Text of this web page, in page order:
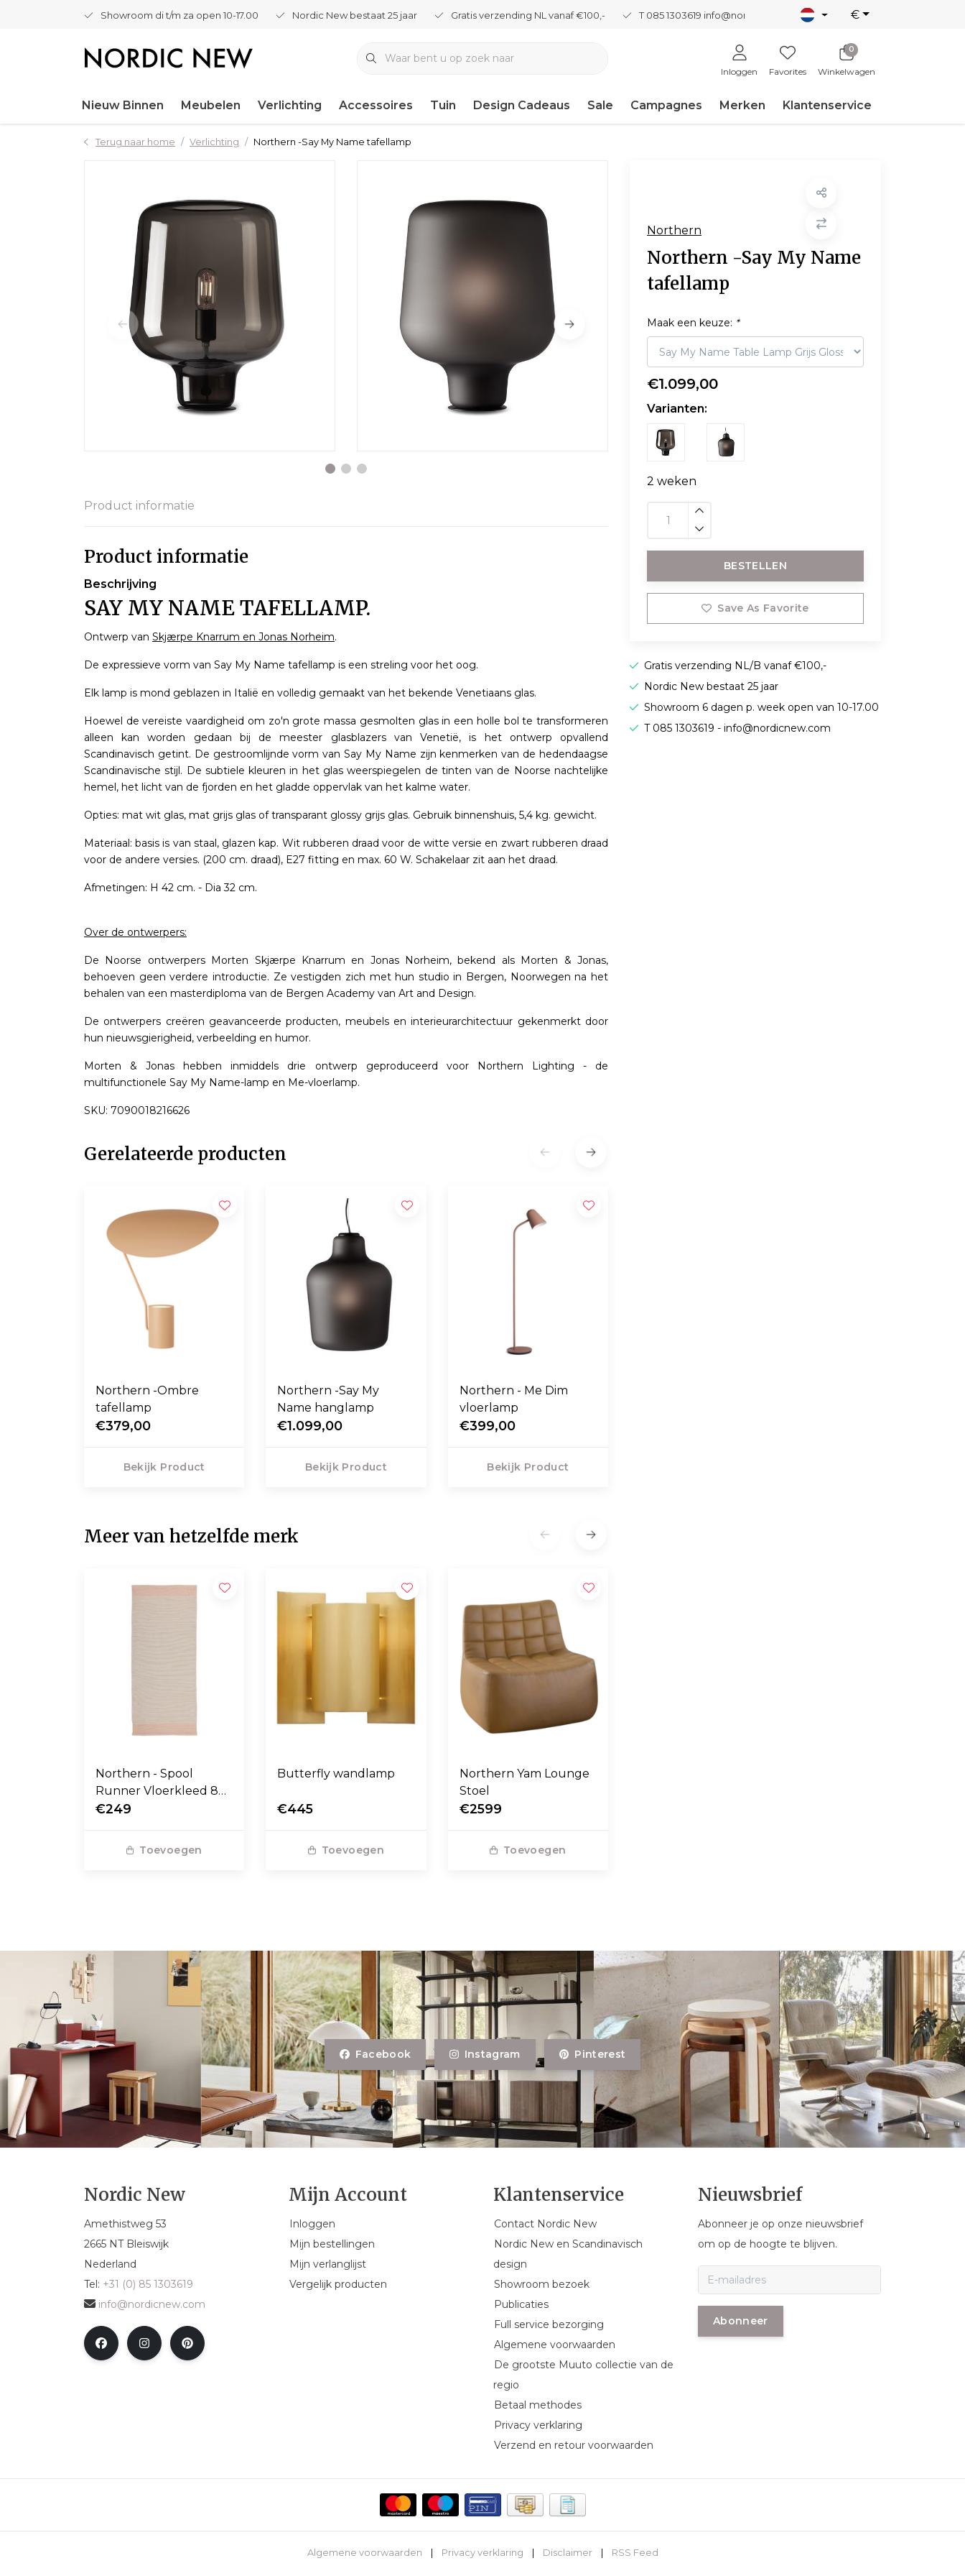
Showroom di t/m za open 10-17.00 Nordic New bestaat 25 jaar Gratis verzending NL vanaf €100,- T 085 1303619 info@nordicnew.nl €
Inloggen Favorites
0
Winkelwagen
Nieuw Binnen Meubelen Verlichting Accessoires Tuin Design Cadeaus Sale Campagnes Merken Klantenservice
Terug naar home Verlichting Northern -Say My Name tafellamp
Northern
Northern -Say My Name
tafellamp
Maak een keuze: *
€1.099,00
Varianten:
2 weken
BESTELLEN
Save As Favorite
Gratis verzending NL/B vanaf €100,-
Nordic New bestaat 25 jaar
Showroom 6 dagen p. week open van 10-17.00
T 085 1303619 -info@nordicnew.com
Product informatie
Product informatie
Beschrijving
SAY MY NAME TAFELLAMP.
Ontwerp van Skjærpe Knarrum en Jonas Norheim.
De expressieve vorm van Say My Name tafellamp is een streling voor het oog.
Elk lamp is mond geblazen in Italië en volledig gemaakt van het bekende Venetiaans glas.
Hoewel de vereiste vaardigheid om zo'n grote massa gesmolten glas in een holle bol te transformeren
alleen kan worden gedaan bij de meester glasblazers van Venetië, is het ontwerp opvallend
Scandinavisch getint. De gestroomlijnde vorm van Say My Name zijn kenmerken van de hedendaagse
Scandinavische stijl. De subtiele kleuren in het glas weerspiegelen de tinten van de Noorse nachtelijke
hemel, het licht van de fjorden en het gladde oppervlak van het kalme water.
Opties: mat wit glas, mat grijs glas of transparant glossy grijs glas. Gebruik binnenshuis, 5,4 kg. gewicht.
Materiaal: basis is van staal, glazen kap. Wit rubberen draad voor de witte versie en zwart rubberen draad
voor de andere versies. (200 cm. draad), E27 fitting en max. 60 W. Schakelaar zit aan het draad.
Afmetingen: H 42 cm. - Dia 32 cm.
Over de ontwerpers:
De Noorse ontwerpers Morten Skjærpe Knarrum en Jonas Norheim, bekend als Morten & Jonas,
behoeven geen verdere introductie. Ze vestigden zich met hun studio in Bergen, Noorwegen na het
behalen van een masterdiploma van de Bergen Academy van Art and Design.
De ontwerpers creëren geavanceerde producten, meubels en interieurarchitectuur gekenmerkt door
hun nieuwsgierigheid, verbeelding en humor.
Morten & Jonas hebben inmiddels drie ontwerp geproduceerd voor Northern Lighting - de
multifunctionele Say My Name-lamp en Me-vloerlamp.
SKU: 7090018216626
Gerelateerde producten
Northern -Ombre
tafellamp
€379,00
Bekijk Product
Northern -Say My
Name hanglamp
€1.099,00
Bekijk Product
Northern - Me Dim
vloerlamp
€399,00
Bekijk Product
Meer van hetzelfde merk
Northern - Spool
Runner Vloerkleed 80
x 200
€249
Toevoegen
Butterfly wandlamp
€445
Toevoegen
Northern Yam Lounge
Stoel
€2599
Toevoegen
Facebook Instagram Pinterest
Nordic New
Amethistweg 53
2665 NT Bleiswijk
Nederland
Tel: +31 (0) 85 1303619
info@nordicnew.com
Mijn Account
Inloggen
Mijn bestellingen
Mijn verlanglijst
Vergelijk producten
Klantenservice
Contact Nordic New
Nordic New en Scandinavisch
design
Showroom bezoek
Publicaties
Full service bezorging
Algemene voorwaarden
De grootste Muuto collectie van de
regio
Betaal methodes
Privacy verklaring
Verzend en retour voorwaarden
Nieuwsbrief
Abonneer je op onze nieuwsbrief
om op de hoogte te blijven.
Abonneer
Algemene voorwaarden Privacy verklaring Disclaimer RSS Feed